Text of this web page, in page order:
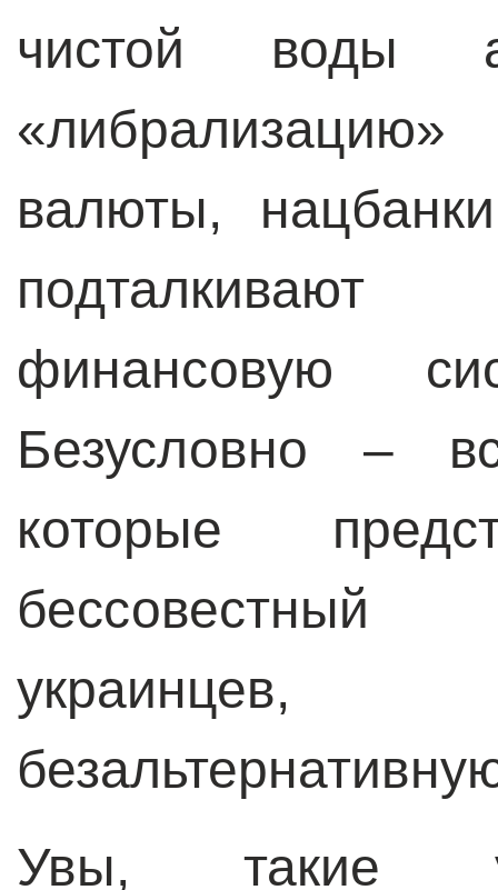
чистой воды
«либрализацию»
валюты,
финансовую
Безусловно –
которые
Увы, такие